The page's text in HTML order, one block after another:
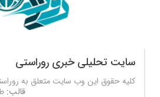
سایت تحلیلی خبری روراستی
کلیه حقوق این وب سایت متعلق به
قالب: